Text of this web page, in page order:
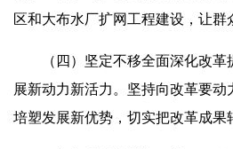
区和大布水厂扩网工程建设，让群
（四）坚定不移全面深化改革
展新动力新活力。坚持向改革要
培塑发展新优势，切实把改革成果